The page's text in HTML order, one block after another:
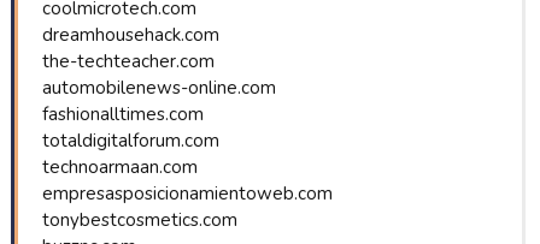
coolmicrotech.com
dreamhousehack.com
the-techteacher.com
automobilenews-online.com
fashionalltimes.com
totaldigitalforum.com
technoarmaan.com
empresasposicionamientoweb.com
tonybestcosmetics.com